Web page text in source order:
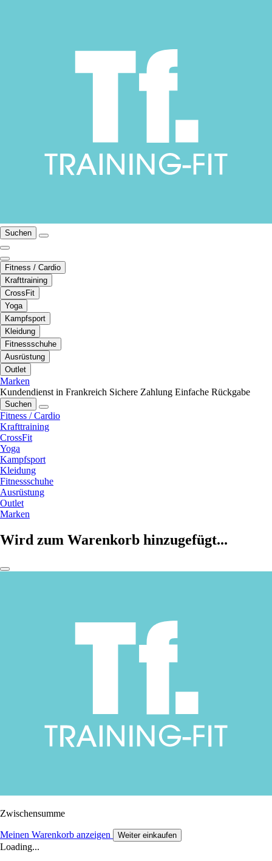
Suchen
Fitness / Cardio
Krafttraining
CrossFit
Yoga
Kampfsport
Kleidung
Fitnessschuhe
Ausrüstung
Outlet
Marken
Kundendienst in Frankreich Sichere Zahlung Einfache Rückgabe
Suchen
Fitness / Cardio
Krafttraining
CrossFit
Yoga
Kampfsport
Kleidung
Fitnessschuhe
Ausrüstung
Outlet
Marken
Wird zum Warenkorb hinzugefügt...
Zwischensumme
Meinen Warenkorb anzeigen Weiter einkaufen
Loading...